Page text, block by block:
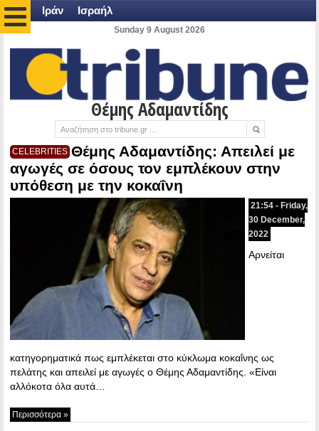
Ιράν Ισραήλ
Sunday 9 August 2026
Θέμης Αδαμαντίδης
CELEBRITIES Θέμης Αδαμαντίδης: Απειλεί με
αγωγές σε όσους τον εμπλέκουν στην
υπόθεση με την κοκαΐνη
21:54 - Friday,
30 December,
2022
Αρνείται
κατηγορηματικά πως εμπλέκεται στο κύκλωμα κοκαΐνης ως
πελάτης και απειλεί με αγωγές ο Θέμης Αδαμαντίδης. «Είναι
αλλόκοτα όλα αυτά…
Περισσότερα »